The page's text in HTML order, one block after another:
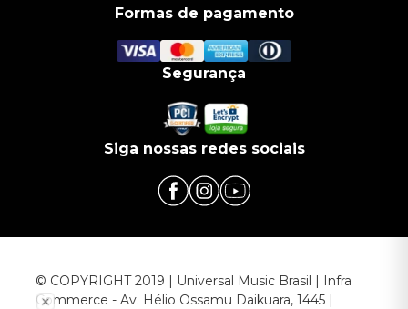
Formas de pagamento
Segurança
Siga nossas redes sociais
© COPYRIGHT 2019 | Universal Music Brasil | Infra
Commerce - Av. Hélio Ossamu Daikuara, 1445 |